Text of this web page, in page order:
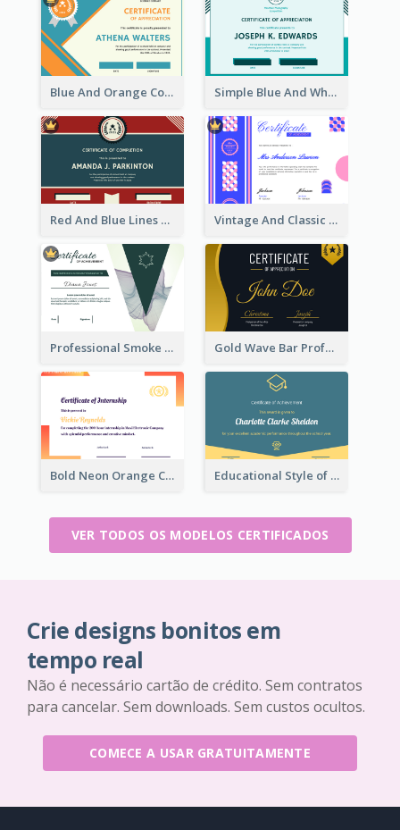
Blue And Orange Company Triangles With Badge Certificate Simple Blue And White Rectangle Certificate
Red And Blue Lines And Badge Completion Certificate Vintage And Classic Vibrant Certificate Design Ideas
Professional Smoke Wave Certificate Design Template Gold Wave Bar Professional Certificate of Appreciation
Bold Neon Orange Certificate Design For Internship Educational Style of Academic Achievement Certificate Design
VER TODOS OS MODELOS CERTIFICADOS
Crie designs bonitos em
tempo real
Não é necessário cartão de crédito. Sem contratos
para cancelar. Sem downloads. Sem custos ocultos.
COMECE A USAR GRATUITAMENTE